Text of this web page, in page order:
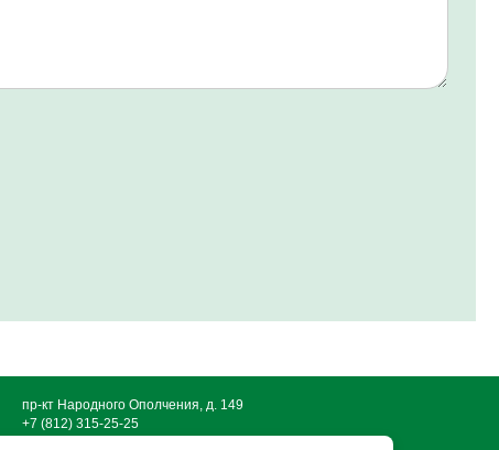
пр-кт Народного Ополчения, д. 149
+7 (812) 315-25-25